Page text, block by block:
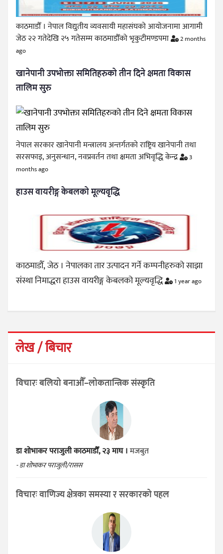
काठमाडौँ । नेपाल विद्युतीय व्यवसायी महासंघको आयोजनामा आगामी
जेठ २२ गतेदेखि २५ गतेसम्म काठमाडौँको भृकुटीमण्डपमा
2 months
ago
खानेपानी उपभोक्ता समितिहरुको तीन दिने क्षमता विकास
तालिम सुरु
नेपाल सरकार खानेपानी मन्त्रालय अन्तर्गतको राष्ट्रिय खानेपानी तथा
सरसफाइ, अनुसन्धान, नवप्रवर्तन तथा क्षमता अभिवृद्धि केन्द्र
3
months ago
हाउस वायरीङ्ग केबलको मूल्यवृद्धि
काठमाडौँ, जेठ । नेपालका तार उत्पादन गर्ने कम्पनीहरुको साझा
संस्था निमाद्धरा हाउस वायरीङ्ग केबलको मूल्यवृद्धि
1 year ago
लेख / बिचार
विचारः बलियो बनाऔँ–लोकतान्त्रिक संस्कृति
डा शोभाकर पराजुलीकाठमाडौँ, २३ माघ ।मजबुत
- डा शोभाकर पराजुली/रासस
विचारः वाणिज्य क्षेत्रका समस्या र सरकारको पहल